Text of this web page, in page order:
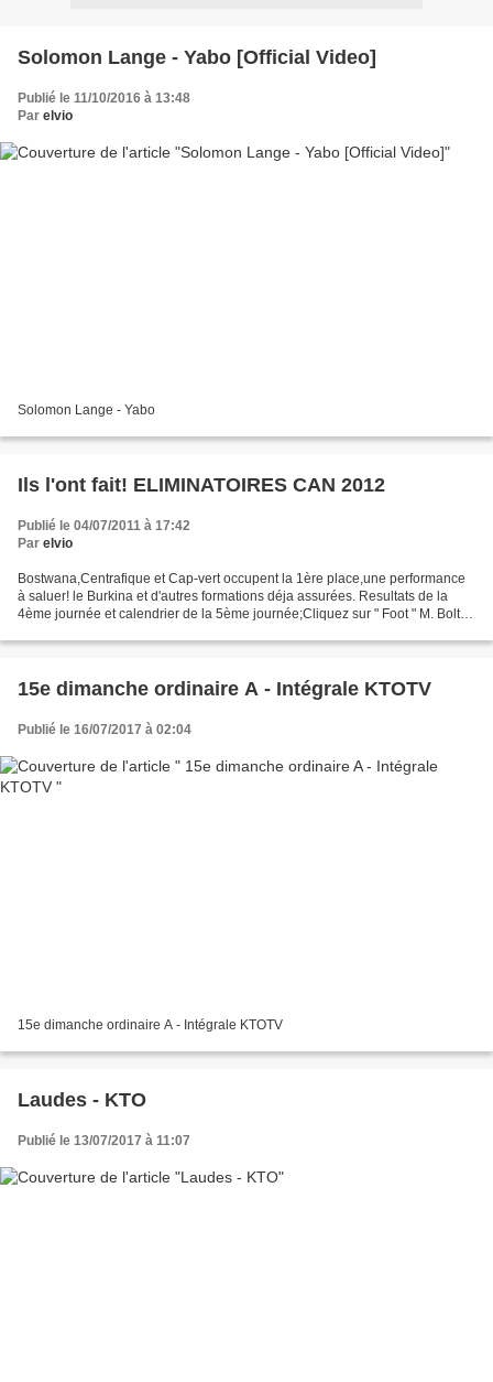
Solomon Lange - Yabo [Official Video]
Publié le 11/10/2016 à 13:48
Par elvio
Solomon Lange - Yabo
Ils l'ont fait! ELIMINATOIRES CAN 2012
Publié le 04/07/2011 à 17:42
Par elvio
Bostwana,Centrafique et Cap-vert occupent la 1ère place,une performance
à saluer! le Burkina et d'autres formations déja assurées. Resultats de la
4ème journée et calendrier de la 5ème journée;Cliquez sur " Foot " M. Bolt
15e dimanche ordinaire A - Intégrale KTOTV
Publié le 16/07/2017 à 02:04
15e dimanche ordinaire A - Intégrale KTOTV
Laudes - KTO
Publié le 13/07/2017 à 11:07